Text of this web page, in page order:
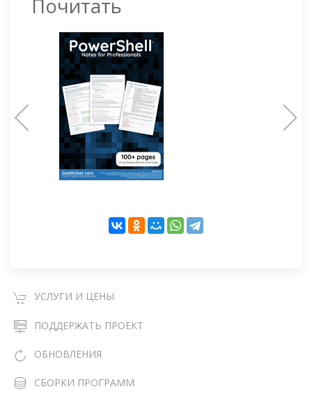
Почитать
УСЛУГИ И ЦЕНЫ
ПОДДЕРЖАТЬ ПРОЕКТ
ОБНОВЛЕНИЯ
СБОРКИ ПРОГРАММ